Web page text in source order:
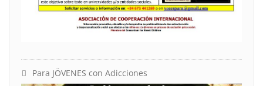
Para JÖVENES con Adicciones